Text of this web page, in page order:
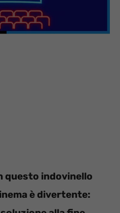
questo indovinello
è divertente: